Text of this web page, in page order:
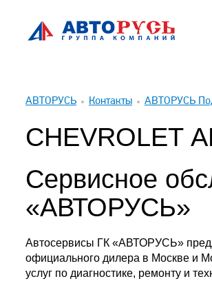
АВТОРУСЬ Контакты АВТОРУСЬ
Сервисное
«АВТОРУСЬ»
Автосервисы ГК «АВТОРУСЬ»
официального дилера в Москве и
услуг по диагностике, ремонту и